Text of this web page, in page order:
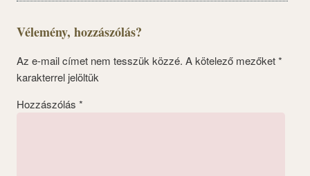
Vélemény, hozzászólás?
Az e-mail címet nem tesszük közzé. A kötelező mezőket*
karakterrel jelöltük
Hozzászólás *